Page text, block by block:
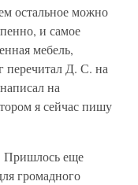
остальное можно
и самое
мебель,
перечитал Д. С. на
на
я сейчас пишу
Пришлось еще
громадного